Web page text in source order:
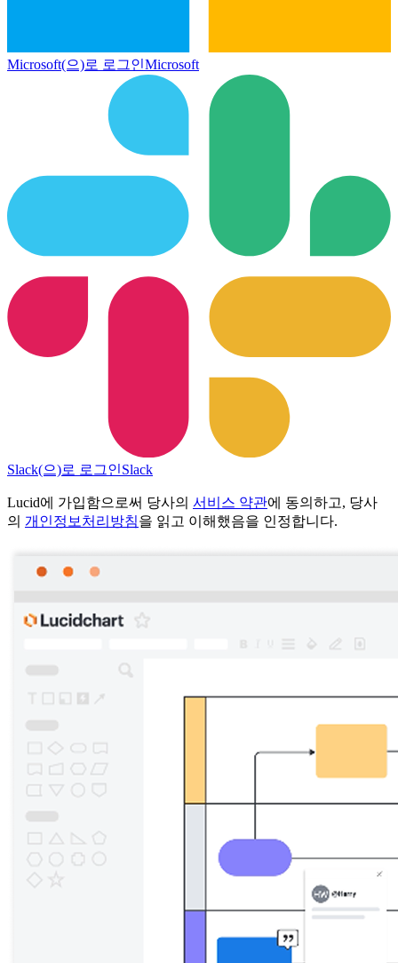
Microsoft(으)로 로그인Microsoft
Slack(으)로 로그인Slack
Lucid에 가입함으로써 당사의 서비스 약관에 동의하고, 당사
의 개인정보처리방침을 읽고 이해했음을 인정합니다.